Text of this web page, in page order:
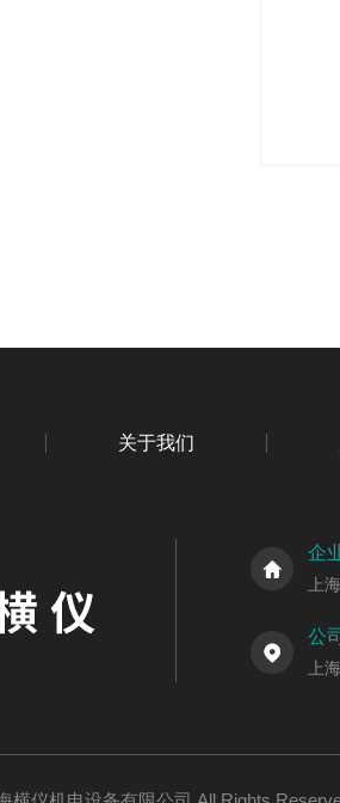
关于我们
企
上
公
上